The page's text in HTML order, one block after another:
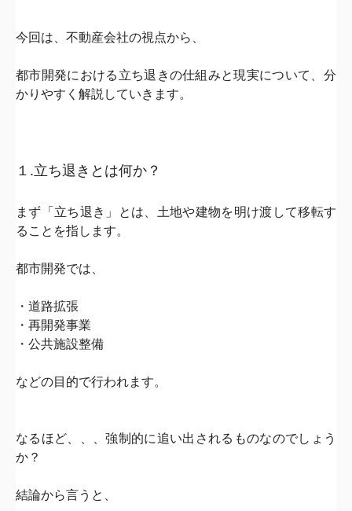
今回は、不動産会社の視点から、
都市開発における立ち退きの仕組みと現実について、 分
かりやすく解説していきます。
１.立ち退きとは何か？
まず「立ち退き」とは、 土地や建物を明け渡して移転す
ること を指します。
都市開発では、
・道路拡張
・再開発事業
・公共施設整備
などの目的で行われます。
なるほど、、、強制的に追い出されるものなのでしょう
か？
結論から言うと、